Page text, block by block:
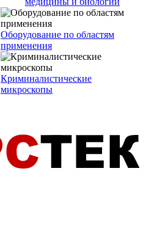
Оборудование по областям
применения
Криминалистические
микроскопы